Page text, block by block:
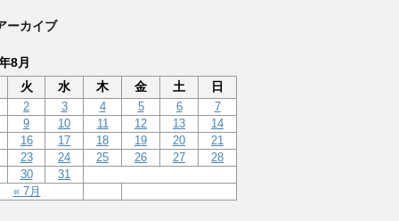
ーカイブ
8月
火
水 木 金 土 日
« 7月
2 3 4 5 6
7
9
10 11 12 13
14
16
17 18 19 20
21
23
24 25 26 27
28
30
31